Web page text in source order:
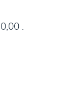
.